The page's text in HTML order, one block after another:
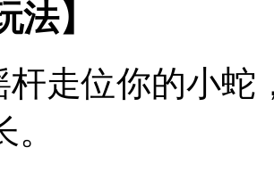
法】
杆走位你的小